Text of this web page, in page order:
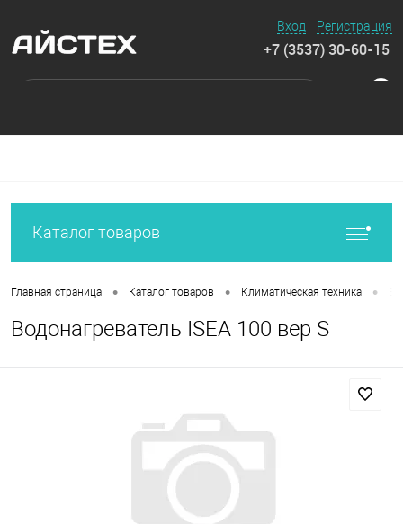
Вход Регистрация
+7 (3537) 30-60-15
Каталог товаров
Главная страница • Каталог товаров • Климатическая техника •
Водонагреватель ISEA 100 вер S